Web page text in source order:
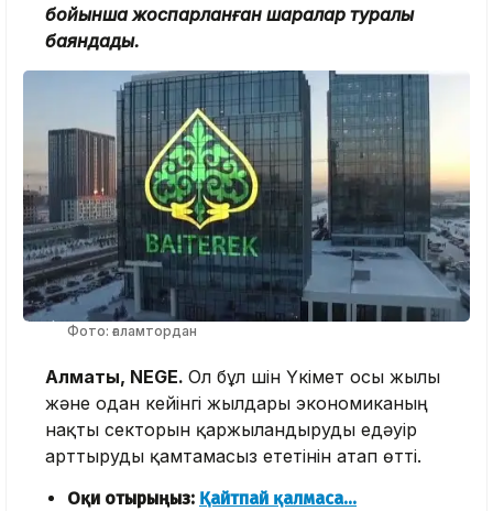
бойынша жоспарланған шаралар туралы
баяндады.
Фото: ғаламтордан
Алматы, NEGE. Ол бұл үшін Үкімет осы жылы
және одан кейінгі жылдары экономиканың
нақты секторын қаржыландыруды едәуір
арттыруды қамтамасыз ететінін атап өтті.
Оқи отырыңыз: Қайтпай қалмаса...